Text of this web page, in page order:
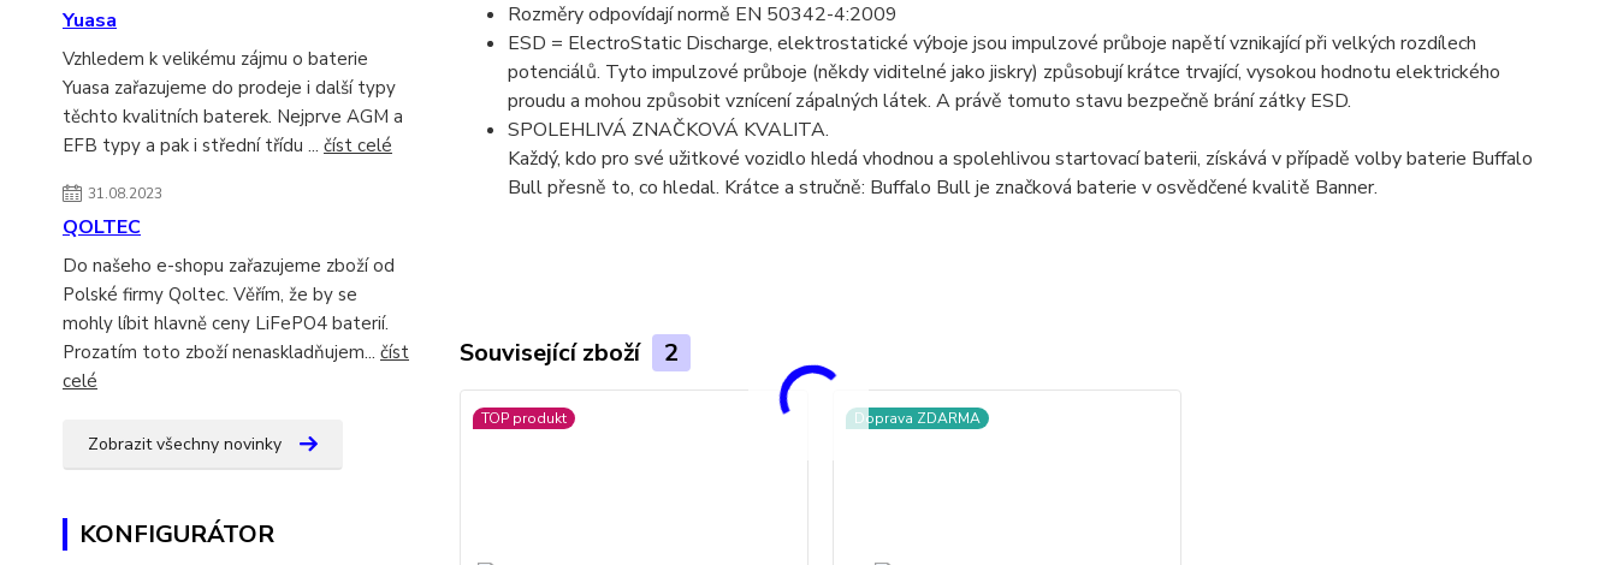
Yuasa
Vzhledem k velikému zájmu o baterie
Yuasa zařazujeme do prodeje i další typy
těchto kvalitních baterek. Nejprve AGM a
EFB typy a pak i střední třídu ... číst celé
31.08.2023
QOLTEC
Do našeho e-shopu zařazujeme zboží od
Polské firmy Qoltec. Věřím, že by se
mohly líbit hlavně ceny LiFePO4 baterií.
Prozatím toto zboží nenaskladňujem... číst
celé
Zobrazit všechny novinky
KONFIGURÁTOR
Rozměry odpovídají normě EN 50342-4:2009
ESD = ElectroStatic Discharge, elektrostatické výboje jsou impulzové průboje napětí vznikající při velkých rozdílech
potenciálů. Tyto impulzové průboje (někdy viditelné jako jiskry) způsobují krátce trvající, vysokou hodnotu elektrického
proudu a mohou způsobit vznícení zápalných látek. A právě tomuto stavu bezpečně brání zátky ESD.
SPOLEHLIVÁ ZNAČKOVÁ KVALITA.
Každý, kdo pro své užitkové vozidlo hledá vhodnou a spolehlivou startovací baterii, získává v případě volby baterie Buffalo
Bull přesně to, co hledal. Krátce a stručně: Buffalo Bull je značková baterie v osvědčené kvalitě Banner.
Související zboží 2
TOP produkt Doprava ZDARMA